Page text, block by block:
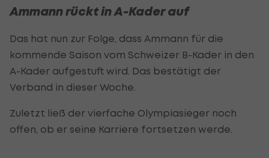
Ammann rückt in A-Kader auf
Das hat nun zur Folge, dass Ammann für die
kommende Saison vom Schweizer B-Kader in den
A-Kader aufgestuft wird. Das bestätigt der
Verband in dieser Woche.
Zuletzt ließ der vierfache Olympiasieger noch
offen, ob er seine Karriere fortsetzen werde.